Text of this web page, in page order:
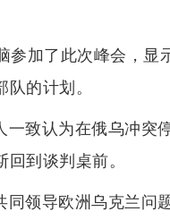
加了此次峰会，显
的计划。
致认为在俄乌冲突
到谈判桌前。
领导欧洲乌克兰问